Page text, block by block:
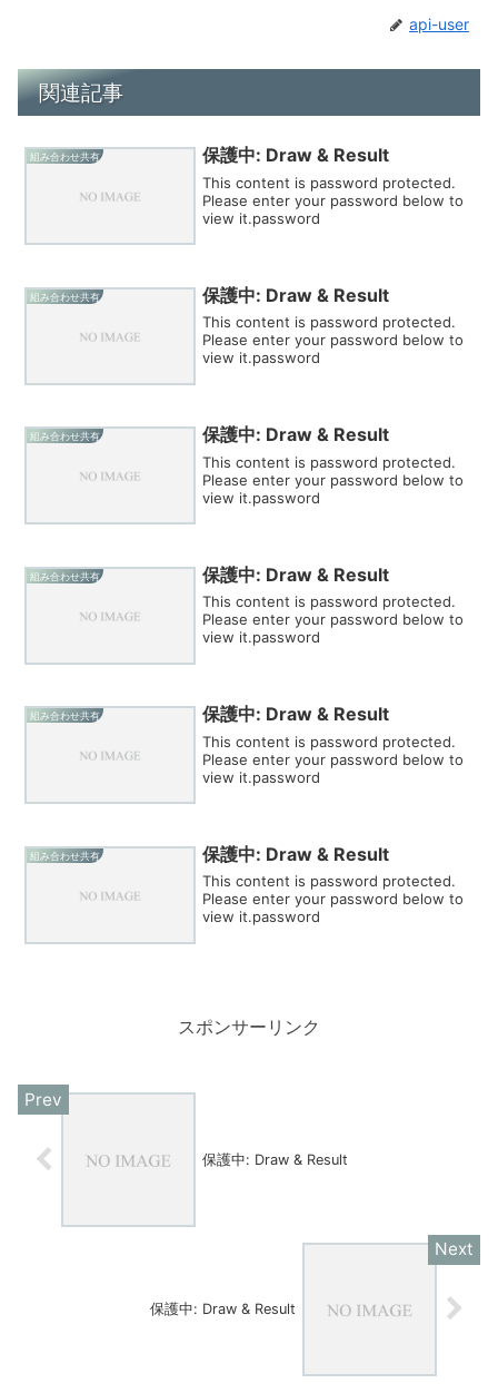
api-user
関連記事
組み合わせ共有 保護中: Draw & Result
This content is password protected.
Please enter your password below to
view it.password
組み合わせ共有 保護中: Draw & Result
This content is password protected.
Please enter your password below to
view it.password
組み合わせ共有 保護中: Draw & Result
This content is password protected.
Please enter your password below to
view it.password
組み合わせ共有 保護中: Draw & Result
This content is password protected.
Please enter your password below to
view it.password
組み合わせ共有 保護中: Draw & Result
This content is password protected.
Please enter your password below to
view it.password
組み合わせ共有 保護中: Draw & Result
This content is password protected.
Please enter your password below to
view it.password
スポンサーリンク
保護中: Draw & Result
保護中: Draw & Result